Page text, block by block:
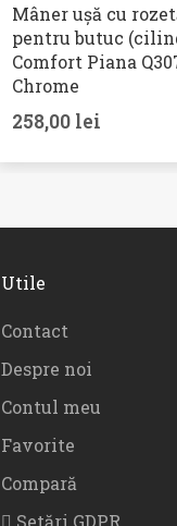
Mâner ușă cu
pentru butuc
Comfort Piana
Chrome
258,00 lei
Utile
Contact
Despre noi
Contul meu
Favorite
Compară
Setări GDPR